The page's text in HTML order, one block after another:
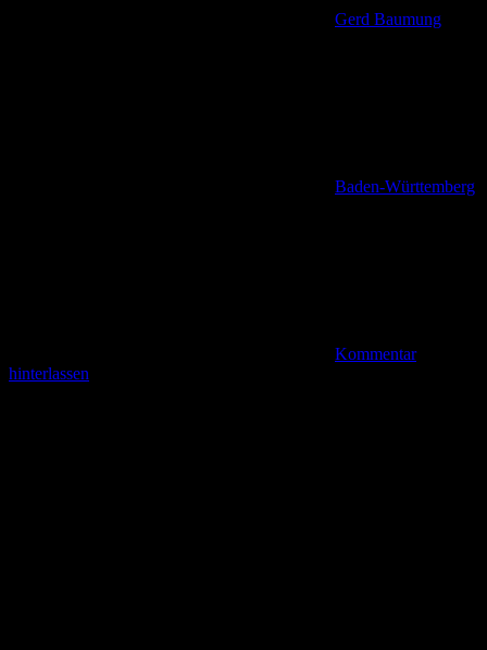
Gerd Baumung
Baden-Württemberg
Kommentar
hinterlassen